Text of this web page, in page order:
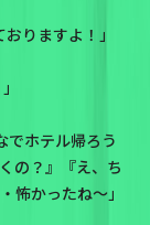
りますよ！」
でホテル帰ろう
の？』『え、ち
怖かったね～」